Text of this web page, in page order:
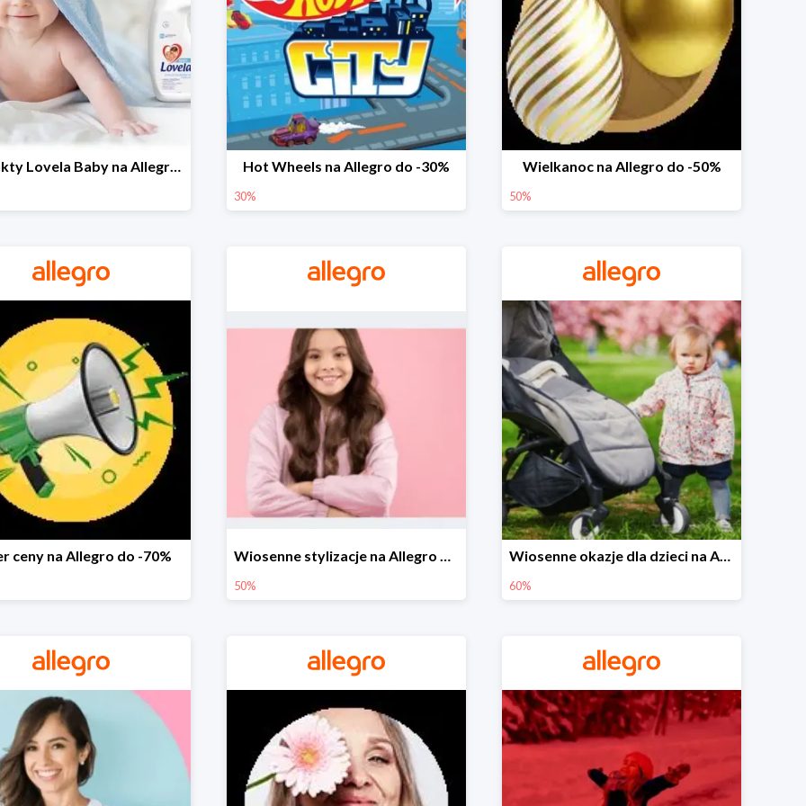
Produkty Lovela Baby na Allegro do -30% Hot Wheels na Allegro do -30%
30%
Wielkanoc na Allegro do -50%
50%
ceny na Allegro do -70% Wiosenne stylizacje na Allegro do -50%
50%
Wiosenne okazje dla dzieci na Allegro do -60%
60%